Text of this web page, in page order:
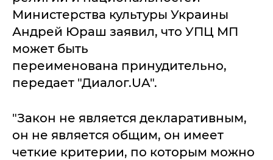
Министерства культуры Украины
Андрей Юраш заявил, что УПЦ МП
может быть
переименована принудительно,
передает "Диалог.UA".
"Закон не является декларативным,
он не является общим, он имеет
четкие критерии, по которым можно